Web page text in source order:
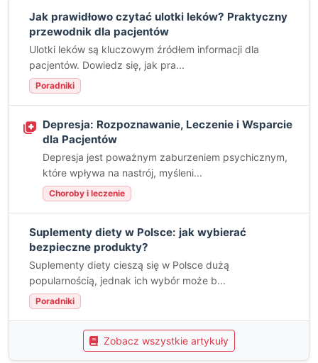
Jak prawidłowo czytać ulotki leków? Praktyczny
przewodnik dla pacjentów
Ulotki leków są kluczowym źródłem informacji dla
pacjentów. Dowiedz się, jak pra...
Poradniki
Depresja: Rozpoznawanie, Leczenie i Wsparcie
dla Pacjentów
Depresja jest poważnym zaburzeniem psychicznym,
które wpływa na nastrój, myśleni...
Choroby i leczenie
Suplementy diety w Polsce: jak wybierać
bezpieczne produkty?
Suplementy diety cieszą się w Polsce dużą
popularnością, jednak ich wybór może b...
Poradniki
Zobacz wszystkie artykuły